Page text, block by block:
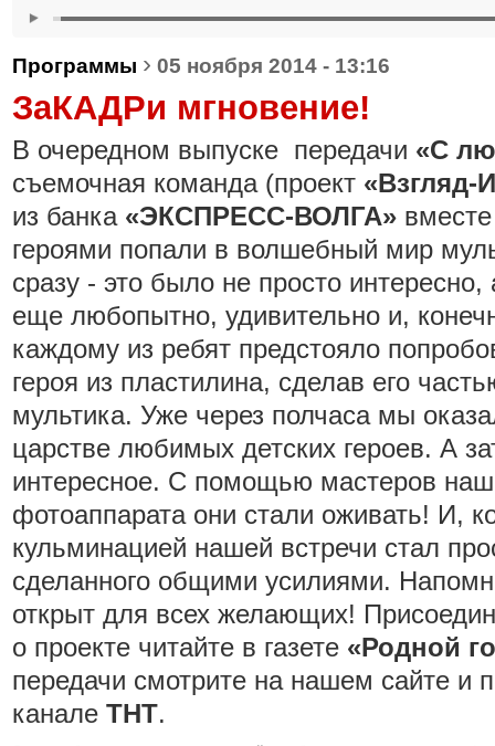
Программы › 05 ноября 2014 - 13:16
ЗаКАДРи мгновение!
В очередном выпуске передачи «С
съемочная команда (проект «Взгляд-
из банка «ЭКСПРЕСС-ВОЛГА»
героями попали в волшебный мир
сразу - это было не просто
еще любопытно, удивительно и,
каждому из ребят предстояло
героя из пластилина, сделав его
мультика. Уже через полчаса мы
царстве любимых детских героев. А
интересное. С помощью мастеров
фотоаппарата они стали оживать! И,
кульминацией нашей встречи стал
сделанного общими усилиями.
открыт для всех желающих!
о проекте читайте в газете «Родной
передачи смотрите на нашем сайте и
канале ТНТ.